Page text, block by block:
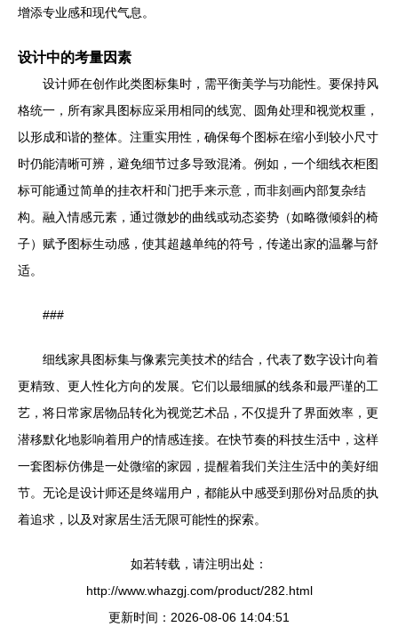
增添专业感和现代气息。
设计中的考量因素
设计师在创作此类图标集时，需平衡美学与功能性。要保持风
格统一，所有家具图标应采用相同的线宽、圆角处理和视觉权重，
以形成和谐的整体。注重实用性，确保每个图标在缩小到较小尺寸
时仍能清晰可辨，避免细节过多导致混淆。例如，一个细线衣柜图
标可能通过简单的挂衣杆和门把手来示意，而非刻画内部复杂结
构。融入情感元素，通过微妙的曲线或动态姿势（如略微倾斜的椅
子）赋予图标生动感，使其超越单纯的符号，传递出家的温馨与舒
适。
###
细线家具图标集与像素完美技术的结合，代表了数字设计向着
更精致、更人性化方向的发展。它们以最细腻的线条和最严谨的工
艺，将日常家居物品转化为视觉艺术品，不仅提升了界面效率，更
潜移默化地影响着用户的情感连接。在快节奏的科技生活中，这样
一套图标仿佛是一处微缩的家园，提醒着我们关注生活中的美好细
节。无论是设计师还是终端用户，都能从中感受到那份对品质的执
着追求，以及对家居生活无限可能性的探索。
如若转载，请注明出处：
http://www.whazgj.com/product/282.html
更新时间：2026-08-06 14:04:51